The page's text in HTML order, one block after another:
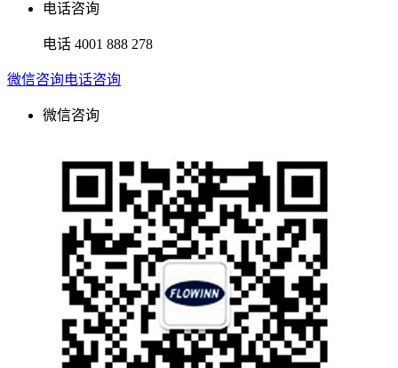
电话咨询
电话 4001 888 278
微信咨询电话咨询
微信咨询